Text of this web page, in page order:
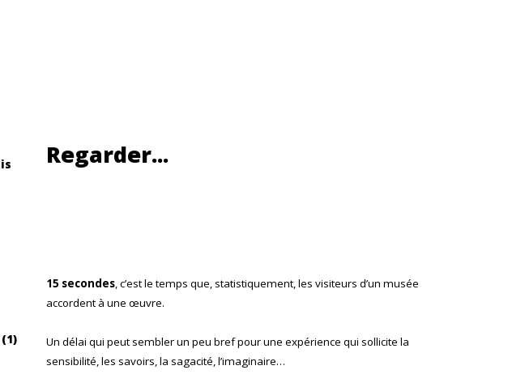
Regarder...
15 secondes, c’est le temps que, statistiquement, les visiteurs d’un musée
accordent à une œuvre.
Un délai qui peut sembler un peu bref pour une expérience qui sollicite la
sensibilité, les savoirs, la sagacité, l’imaginaire…